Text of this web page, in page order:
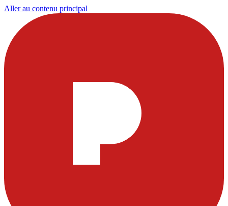
Aller au contenu principal